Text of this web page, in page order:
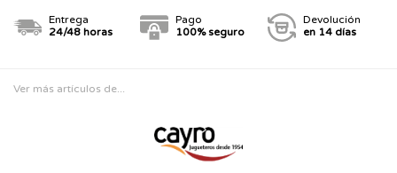
Entrega
24/48 horas
Pago
100% seguro
Devolución
en 14 días
Ver más artículos de...